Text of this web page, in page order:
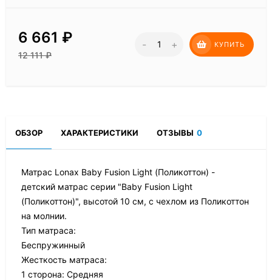
6 661 ₽
12 111₽
- + КУПИТЬ
ОБЗОР ХАРАКТЕРИСТИКИ ОТЗЫВЫ 0
Матрас Lonax Baby Fusion Light (Поликоттон) -
детский матрас серии "Baby Fusion Light
(Поликоттон)", высотой 10 см, с чехлом из Поликоттон
на молнии.
Тип матраса:
Беспружинный
Жесткость матраса:
1 сторона: Средняя